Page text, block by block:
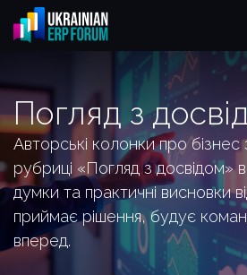
Skip to Content
Погляд з
Авторські колонки про
рубриці «Погляд з досвідом»
думки та практичні висновки
приймає рішення, будує
вперед.